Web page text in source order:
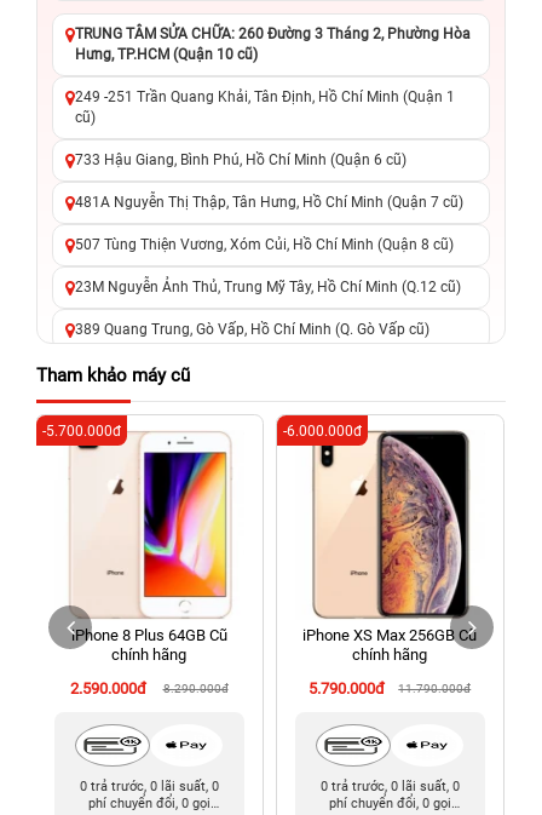
TRUNG TÂM SỬA CHỮA: 260 Đường 3 Tháng 2, Phường Hòa
Hưng, TP.HCM (Quận 10 cũ)
249 -251 Trần Quang Khải, Tân Định, Hồ Chí Minh (Quận 1
cũ)
733 Hậu Giang, Bình Phú, Hồ Chí Minh (Quận 6 cũ)
481A Nguyễn Thị Thập, Tân Hưng, Hồ Chí Minh (Quận 7 cũ)
507 Tùng Thiện Vương, Xóm Củi, Hồ Chí Minh (Quận 8 cũ)
23M Nguyễn Ảnh Thủ, Trung Mỹ Tây, Hồ Chí Minh (Q.12 cũ)
389 Quang Trung, Gò Vấp, Hồ Chí Minh (Q. Gò Vấp cũ)
625 - 625A Âu Cơ, Tân Phú, Hồ Chí Minh (Quận Tân Phú cũ)
326 Lê Văn Việt, Tăng Nhơn Phú, Hồ Chí Minh (Q.9 TP. Thủ
Đức cũ)
256 Võ Văn Ngân, Thủ Đức, Hồ Chí Minh (Bình Thọ, TP. Thủ
Đức Cũ)
70 Nguyễn An Ninh, Dĩ An, Hồ Chí Minh (Bình Dương Cũ)
24h Vũng Tàu: 162A Ba Cu, Vũng Tàu, Hồ Chí Minh (TP. Vũng
Tàu cũ)
198 Hoàng Văn Thụ, Tân Sơn Nhất, Hồ Chí Minh (Tân Bình
Tham khảo máy cũ
iPhone 8 Plus 64GB Cũ
chính hãng
2.590.000đ
8.290.000đ
-5.700.000đ
0 trả trước, 0 lãi suất, 0
phí chuyển đổi, 0 gọi
iPhone XS Max 256GB Cũ
chính hãng
5.790.000đ
11.790.000đ
-6.000.000đ
0 trả trước, 0 lãi suất, 0
phí chuyển đổi, 0 gọi